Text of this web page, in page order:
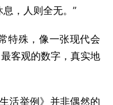
，人则全无。”
特殊，像一张现代会
客观的数字，真实地
活举例》并非偶然的